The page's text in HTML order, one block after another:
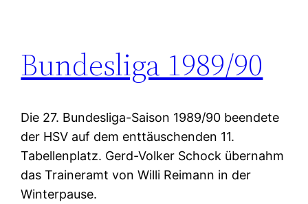
Bundesliga 1989/90
Die 27. Bundesliga-Saison 1989/90 beendete
der HSV auf dem enttäuschenden 11.
Tabellenplatz. Gerd-Volker Schock übernahm
das Traineramt von Willi Reimann in der
Winterpause.